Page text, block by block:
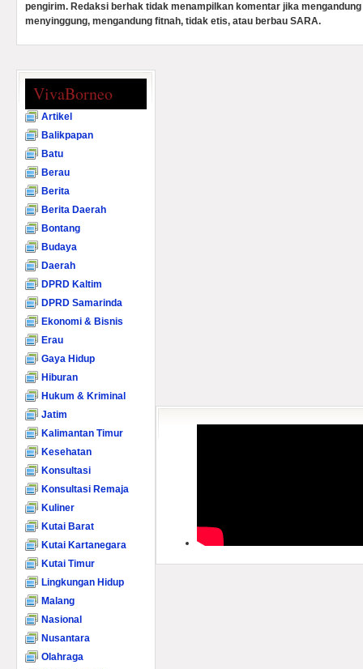
pengirim. Redaksi berhak tidak menampilkan komentar jika
menyinggung, mengandung fitnah, tidak etis, atau berbau SARA.
VivaBorneo
Artikel
Balikpapan
Batu
Berau
Berita
Berita Daerah
Bontang
Budaya
Daerah
DPRD Kaltim
DPRD Samarinda
Ekonomi & Bisnis
Erau
Gaya Hidup
Hiburan
Hukum & Kriminal
Jatim
Kalimantan Timur
Kesehatan
Konsultasi
Konsultasi Remaja
Kuliner
Kutai Barat
Kutai Kartanegara
Kutai Timur
Lingkungan Hidup
Malang
Nasional
Nusantara
Olahraga